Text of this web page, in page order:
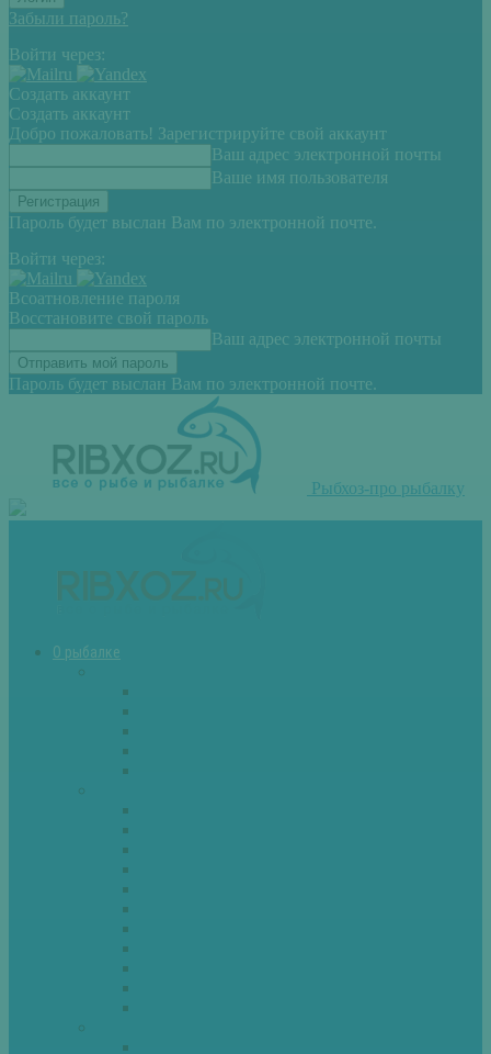
Забыли пароль?
Войти через:
Создать аккаунт
Создать аккаунт
Добро пожаловать! Зарегистрируйте свой аккаунт
Ваш адрес электронной почты
Ваше имя пользователя
Пароль будет выслан Вам по электронной почте.
Войти через:
Всоатновление пароля
Восстановите свой пароль
Ваш адрес электронной почты
Пароль будет выслан Вам по электронной почте.
Рыбхоз-про рыбалку
О рыбалке